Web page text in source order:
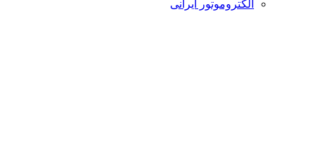
الکتروموتور ایرانی